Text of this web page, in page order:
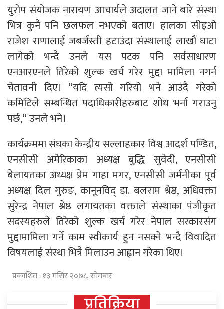
युरोप संयोजक नारायण आचार्यले अदालत जाने बारे संस्था
भित्र कुनै पनि छलफल नभएको बताए। हालका सीइओ
राजेश राणालाई जबर्जस्ती हटाउंदा संस्थालाई लाखौं घाटा
लागेको भन्दै उनले यस पटक पनि सर्वसाधारण
एनआरएनले तिरेको शुल्क खर्च गरेर मुद्दा मामिला नगर्न
चेतावनी दिए। “यदि त्यसो गरियो भने आउंदै गरेको
कमिटिले सम्बन्धित पदाधिकारीहरुबाट शोध भर्ना गराउनु
पर्छ,“ उनले भने।
कार्यक्रममा संघका केन्द्रीय सल्लाहकार विश्व आदर्श पण्डित,
एनसीसी अमेरिकाका अध्यक्ष बुद्धि सुवेदी, एनसीसी
बेलायतका अध्यक्ष प्रेम गाहा मगर, एनसीसी जर्मनीका पूर्व
अध्यक्ष दिल गुरुङ, कानूनविद् डा. बलराम श्रेष्ठ, अधिवक्ता
सुरेन्द्र नेपाल श्रेष्ठ लगायतका वक्ताले संस्थाका पंजीकृत
सदस्यहरुले तिरेको शुल्क खर्च गरेर नेपाल सरकारसंग
मुद्दामामिला गर्ने काम स्वीकार्य हुन नसक्ने भन्दै विवादित
विषयलाई संस्था भित्रै मिलाउन आह्वान गरेका थिए।
प्रकाशित : १३ मंसिर २०७८, सोमबार
प्रतिक्रिया